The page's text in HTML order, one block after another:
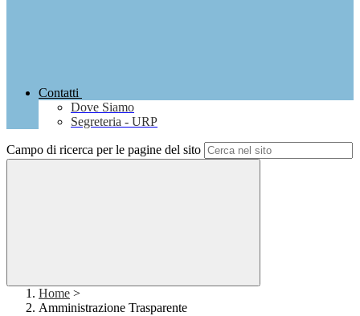
Contatti
Dove Siamo
Segreteria - URP
Campo di ricerca per le pagine del sito
Home >
Amministrazione Trasparente